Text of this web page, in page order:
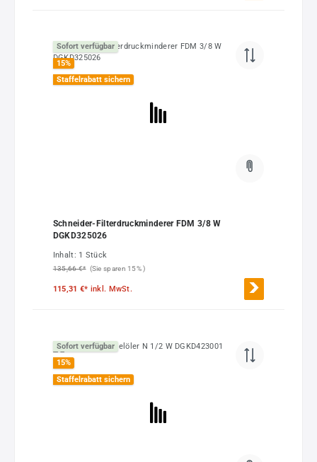
Sofort verfügbar
15%
Staffelrabatt sichern
Schneider-Filterdruckminderer FDM 3/8 W
DGKD325026
Inhalt: 1 Stück
135,66 €* (Sie sparen 15% )
115,31 €* inkl. MwSt.
Sofort verfügbar
15%
Staffelrabatt sichern